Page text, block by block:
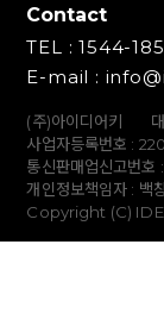
Contact
TEL : 1544-
E-mail :
(주)아이디어키
사업자등록번호 :
통신판매업신고번
개인정보책임자 : 백
Copyright (C)